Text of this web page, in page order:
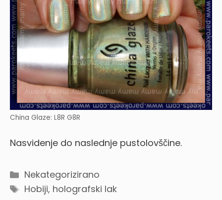
China Glaze: L8R G8R
Nasvidenje do naslednje pustolovščine.
Categories
Nekategorizirano
Tags
Hobiji, holografski lak